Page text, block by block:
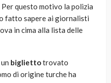
questo motivo la polizia
fatto sapere ai giornalisti
in cima alla lista delle
bigliettotrovato
di origine turche ha